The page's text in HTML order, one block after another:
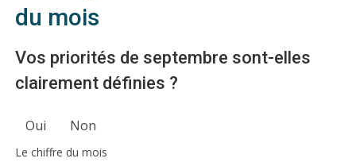
du mois
Vos priorités de septembre sont-elles
clairement définies ?
Oui Non
Le chiffre du mois